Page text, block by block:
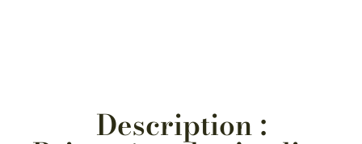
Description :